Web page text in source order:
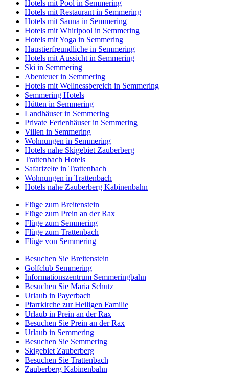
Hotels mit Pool in Semmering
Hotels mit Restaurant in Semmering
Hotels mit Sauna in Semmering
Hotels mit Whirlpool in Semmering
Hotels mit Yoga in Semmering
Haustierfreundliche in Semmering
Hotels mit Aussicht in Semmering
Ski in Semmering
Abenteuer in Semmering
Hotels mit Wellnessbereich in Semmering
Semmering Hotels
Hütten in Semmering
Landhäuser in Semmering
Private Ferienhäuser in Semmering
Villen in Semmering
Wohnungen in Semmering
Hotels nahe Skigebiet Zauberberg
Trattenbach Hotels
Safarizelte in Trattenbach
Wohnungen in Trattenbach
Hotels nahe Zauberberg Kabinenbahn
Flüge zum Breitenstein
Flüge zum Prein an der Rax
Flüge zum Semmering
Flüge zum Trattenbach
Flüge von Semmering
Besuchen Sie Breitenstein
Golfclub Semmering
Informationszentrum Semmeringbahn
Besuchen Sie Maria Schutz
Urlaub in Payerbach
Pfarrkirche zur Heiligen Familie
Urlaub in Prein an der Rax
Besuchen Sie Prein an der Rax
Urlaub in Semmering
Besuchen Sie Semmering
Skigebiet Zauberberg
Besuchen Sie Trattenbach
Zauberberg Kabinenbahn